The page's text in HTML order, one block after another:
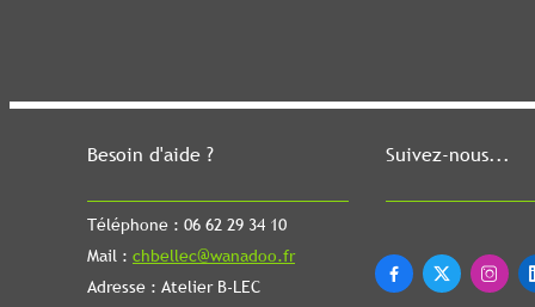
Besoin d'aide ?
Téléphone : 06 62 29 34 10
Mail : chbellec@wanadoo.fr
Adresse : Atelier B-LEC
Suivez-nous...
  